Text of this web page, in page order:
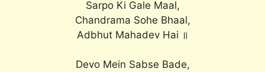
Sarpo Ki Gale Maal,
Chandrama Sohe Bhaal,
Adbhut Mahadev Hai ॥
Devo Mein Sabse Bade,